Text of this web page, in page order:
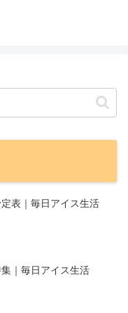
表｜毎日アイス生活
｜毎日アイス生活